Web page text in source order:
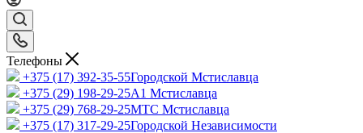
Телефоны
+375 (17) 392-35-55Городской Мстиславца
+375 (29) 198-29-25A1 Мстиславца
+375 (29) 768-29-25МТС Мстиславца
+375 (17) 317-29-25Городской Независимости